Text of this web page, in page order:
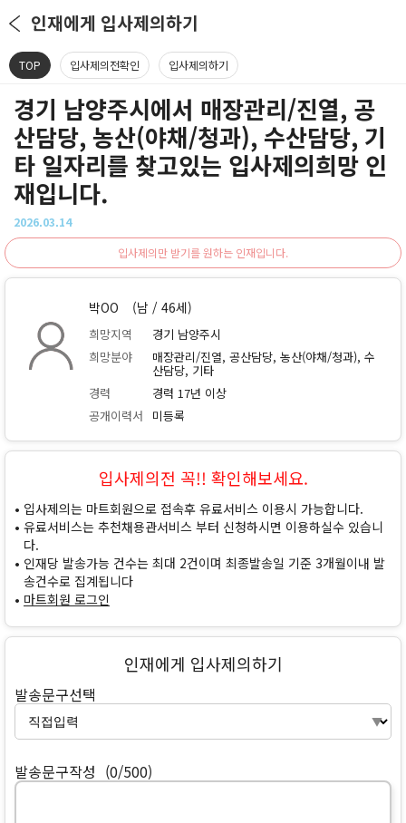
인재에게 입사제의하기
TOP 입사제의전확인 입사제의하기
경기 남양주시에서 매장관리/진열, 공
산담당, 농산(야채/청과), 수산담당, 기
타 일자리를 찾고있는 입사제의희망 인
재입니다.
2026.03.14
입사제의만 받기를 원하는 인재입니다.
박OO (남 / 46세)
희망지역
경기 남양주시
희망분야
매장관리/진열, 공산담당, 농산(야채/청과), 수
산담당, 기타
경력
경력 17년 이상
공개이력서
미등록
입사제의전 꼭!! 확인해보세요.
입사제의는 마트회원으로 접속후 유료서비스 이용시 가능합니다.
유료서비스는 추천채용관서비스 부터 신청하시면 이용하실수 있습니
다.
인재당 발송가능 건수는 최대 2건이며 최종발송일 기준 3개월이내 발
송건수로 집계됩니다
마트회원 로그인
인재에게 입사제의하기
발송문구선택
발송문구작성 (0/500)